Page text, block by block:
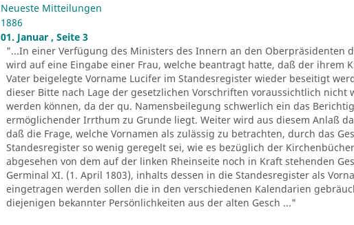
Neueste Mitteilungen
1886
01. Januar , Seite 3
"...In einer Verfügung des Ministers des Innern an den Oberpräsidenten
wird auf eine Eingabe einer Frau, welche beantragt hatte, daß der ihrem
Vater beigelegte Vorname Lucifer im Standesregister wieder beseitigt
dieser Bitte nach Lage der gesetzlichen Vorschriften voraussichtlich nicht
werden können, da der qu. Namensbeilegung schwerlich ein das
ermöglichender Irrthum zu Grunde liegt. Weiter wird aus diesem Anlaß
daß die Frage, welche Vornamen als zulässig zu betrachten, durch das
Standesregister so wenig geregelt sei, wie es bezüglich der
abgesehen von dem auf der linken Rheinseite noch in Kraft stehenden
Germinal XI. (1. April 1803), inhalts dessen in die Standesregister als
eingetragen werden sollen die in den verschiedenen Kalendarien
diejenigen bekannter Persönlichkeiten aus der alten Gesch ..."